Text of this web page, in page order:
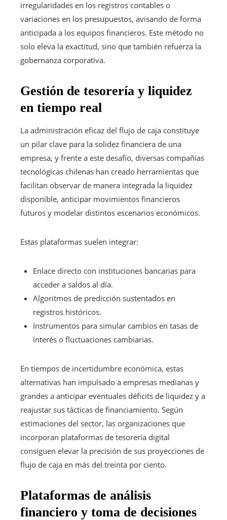
irregularidades en los registros contables o
variaciones en los presupuestos, avisando de forma
anticipada a los equipos financieros. Este método no
solo eleva la exactitud, sino que también refuerza la
gobernanza corporativa.
Gestión de tesorería y liquidez
en tiempo real
La administración eficaz del flujo de caja constituye
un pilar clave para la solidez financiera de una
empresa, y frente a este desafío, diversas compañías
tecnológicas chilenas han creado herramientas que
facilitan observar de manera integrada la liquidez
disponible, anticipar movimientos financieros
futuros y modelar distintos escenarios económicos.
Estas plataformas suelen integrar:
Enlace directo con instituciones bancarias para
acceder a saldos al día.
Algoritmos de predicción sustentados en
registros históricos.
Instrumentos para simular cambios en tasas de
interés o fluctuaciones cambiarias.
En tiempos de incertidumbre económica, estas
alternativas han impulsado a empresas medianas y
grandes a anticipar eventuales déficits de liquidez y a
reajustar sus tácticas de financiamiento. Según
estimaciones del sector, las organizaciones que
incorporan plataformas de tesorería digital
consiguen elevar la precisión de sus proyecciones de
flujo de caja en más del treinta por ciento.
Plataformas de análisis
financiero y toma de decisiones